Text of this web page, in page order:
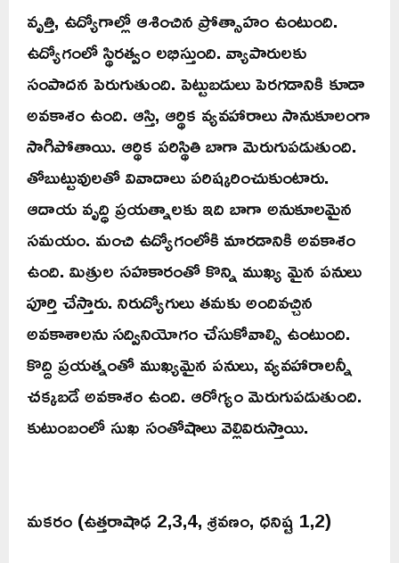
వృత్తి, ఉద్యోగాల్లో ఆశించిన ప్రోత్సాహం ఉంటుంది.
ఉద్యోగంలో స్థిరత్వం లభిస్తుంది. వ్యాపారులకు
సంపాదన పెరుగుతుంది. పెట్టుబడులు పెరగడానికి కూడా
అవకాశం ఉంది. ఆస్తి, ఆర్థిక వ్యవహారాలు సానుకూలంగా
సాగిపోతాయి. ఆర్థిక పరిస్థితి బాగా మెరుగుపడుతుంది.
తోబుట్టువులతో వివాదాలు పరిష్కరించుకుంటారు.
ఆదాయ వృద్ధి ప్రయత్నాలకు ఇది బాగా అనుకూలమైన
సమయం. మంచి ఉద్యోగంలోకి మారడానికి అవకాశం
ఉంది. మిత్రుల సహకారంతో కొన్ని ముఖ్య మైన పనులు
పూర్తి చేస్తారు. నిరుద్యోగులు తమకు అందివచ్చిన
అవకాశాలను సద్వినియోగం చేసుకోవాల్సి ఉంటుంది.
కొద్ది ప్రయత్నంతో ముఖ్యమైన పనులు, వ్యవహారాలన్నీ
చక్కబడే అవకాశం ఉంది. ఆరోగ్యం మెరుగుపడుతుంది.
కుటుంబంలో సుఖ సంతోషాలు వెల్లివిరుస్తాయి.
మకరం (ఉత్తరాషాఢ 2,3,4, శ్రవణం, ధనిష్ట 1,2)